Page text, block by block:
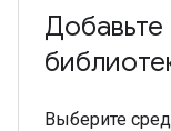
Добавьте
Выберите